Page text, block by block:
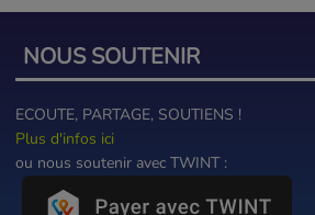
NOUS SOUTENIR
ECOUTE, PARTAGE, SOUTIENS !
Plus d'infos ici
ou nous soutenir avec TWINT :